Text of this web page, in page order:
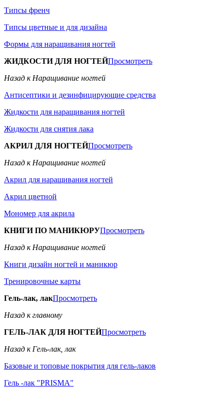
Типсы френч
Типсы цветные и для дизайна
Формы для наращивания ногтей
ЖИДКОСТИ ДЛЯ НОГТЕЙПросмотреть
Назад к Наращивание ногтей
Антисептики и дезинфицирующие средства
Жидкости для наращивания ногтей
Жидкости для снятия лака
АКРИЛ ДЛЯ НОГТЕЙПросмотреть
Назад к Наращивание ногтей
Акрил для наращивания ногтей
Акрил цветной
Мономер для акрила
КНИГИ ПО МАНИКЮРУПросмотреть
Назад к Наращивание ногтей
Книги дизайн ногтей и маникюр
Тренировочные карты
Гель-лак, лакПросмотреть
Назад к главному
ГЕЛЬ-ЛАК ДЛЯ НОГТЕЙПросмотреть
Назад к Гель-лак, лак
Базовые и топовые покрытия для гель-лаков
Гель -лак "PRISMA"